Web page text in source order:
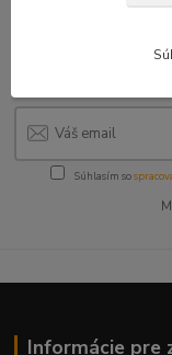
Súhlasím so
Informácie pre